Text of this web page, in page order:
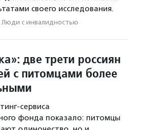
своего исследования.
Люди с инвалидностью
две трети россиян
с питомцами более
сервиса
фонда показало: питомцы